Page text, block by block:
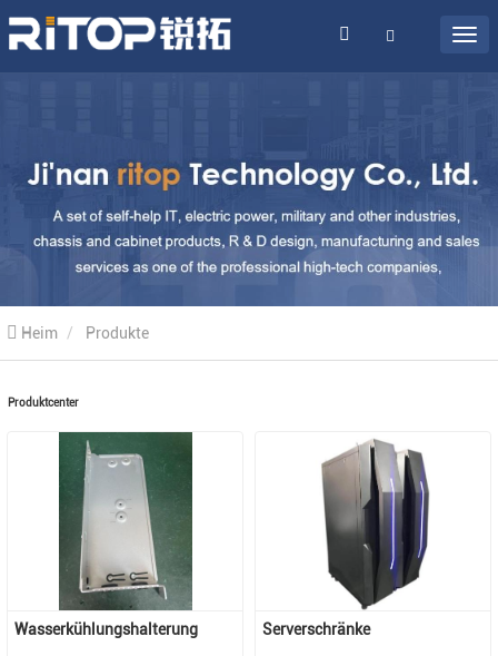
Heim Produkte
Produktcenter
Wasserkühlungshalterung Serverschränke